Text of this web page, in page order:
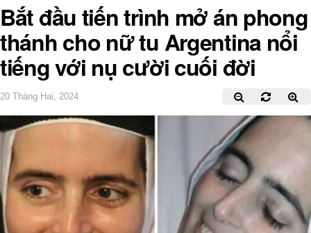
Bắt đầu tiến trình mở án phong
thánh cho nữ tu Argentina nổi
tiếng với nụ cười cuối đời
20 Tháng Hai, 2024